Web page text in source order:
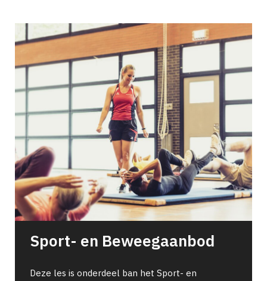
Sport- en Beweegaanbod
Deze les is onderdeel ban het Sport- en